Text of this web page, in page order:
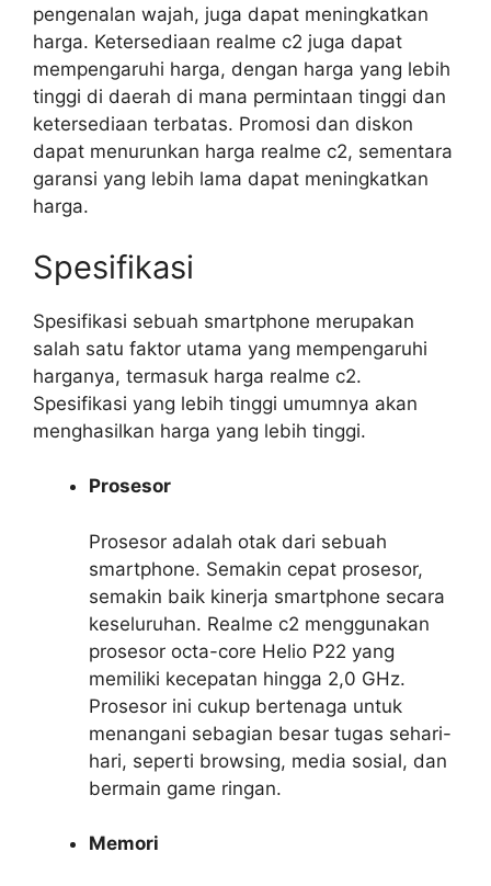
pengenalan wajah, juga dapat meningkatkan
harga. Ketersediaan realme c2 juga dapat
mempengaruhi harga, dengan harga yang lebih
tinggi di daerah di mana permintaan tinggi dan
ketersediaan terbatas. Promosi dan diskon
dapat menurunkan harga realme c2, sementara
garansi yang lebih lama dapat meningkatkan
harga.
Spesifikasi
Spesifikasi sebuah smartphone merupakan
salah satu faktor utama yang mempengaruhi
harganya, termasuk harga realme c2.
Spesifikasi yang lebih tinggi umumnya akan
menghasilkan harga yang lebih tinggi.
Prosesor
Prosesor adalah otak dari sebuah
smartphone. Semakin cepat prosesor,
semakin baik kinerja smartphone secara
keseluruhan. Realme c2 menggunakan
prosesor octa-core Helio P22 yang
memiliki kecepatan hingga 2,0 GHz.
Prosesor ini cukup bertenaga untuk
menangani sebagian besar tugas sehari-
hari, seperti browsing, media sosial, dan
bermain game ringan.
Memori